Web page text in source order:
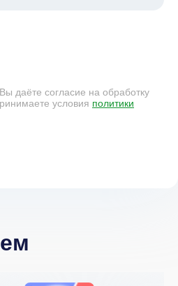
даёте согласие на обработку
условия политики